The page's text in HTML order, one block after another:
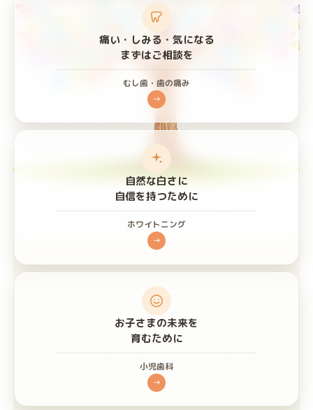
痛い・しみる・気になる
まずはご相談を
むし歯・歯の痛み
→
自然な白さに
自信を持つために
ホワイトニング
→
お子さまの未来を
育むために
小児歯科
→